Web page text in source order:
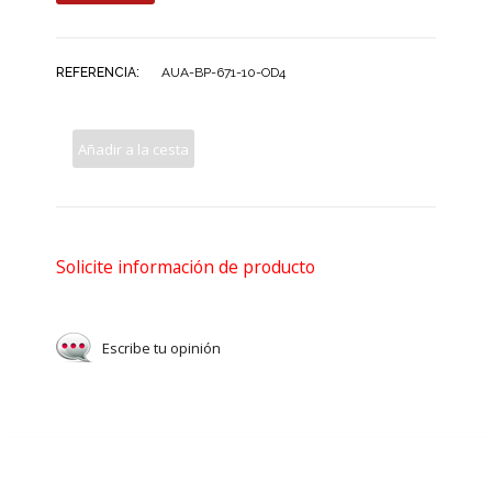
REFERENCIA: AUA-BP-671-10-OD4
Añadir a la cesta
Solicite información de producto
Escribe tu opinión